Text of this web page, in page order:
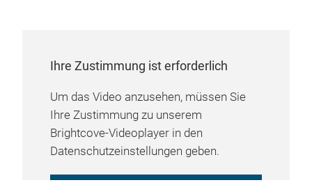
Ihre Zustimmung ist erforderlich
Um das Video anzusehen, müssen Sie
Ihre Zustimmung zu unserem
Brightcove-Videoplayer in den
Datenschutzeinstellungen geben.